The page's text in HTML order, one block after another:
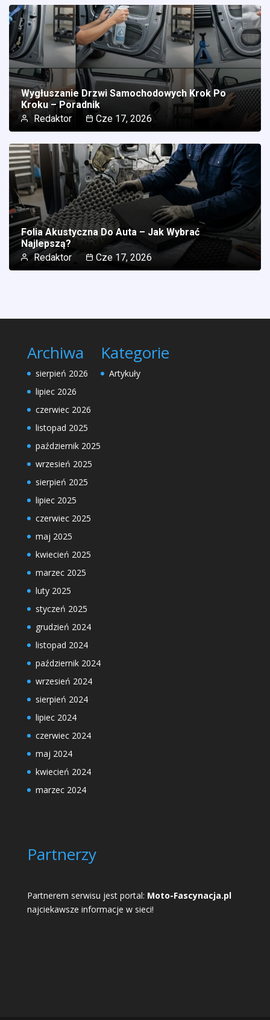
Wygłuszanie Drzwi Samochodowych Krok Po
Kroku – Poradnik
Redaktor
Cze 17, 2026
Folia Akustyczna Do Auta – Jak Wybrać
Najlepszą?
Redaktor
Cze 17, 2026
Archiwa
sierpień 2026
lipiec 2026
czerwiec 2026
listopad 2025
październik 2025
wrzesień 2025
sierpień 2025
lipiec 2025
czerwiec 2025
maj 2025
kwiecień 2025
marzec 2025
luty 2025
styczeń 2025
grudzień 2024
listopad 2024
październik 2024
wrzesień 2024
sierpień 2024
lipiec 2024
czerwiec 2024
maj 2024
kwiecień 2024
marzec 2024
Kategorie
Artykuły
Partnerzy
Partnerem serwisu jest portal: Moto-Fascynacja.pl
najciekawsze informacje w sieci!